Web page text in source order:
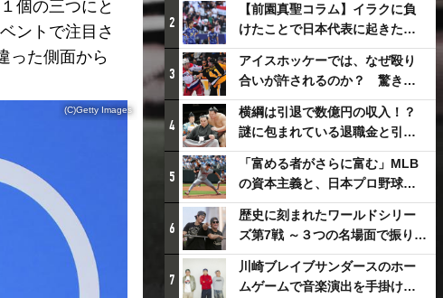
個の三つにと
ントで注目さ
った側面から
(C)Getty Images
2
【前園真聖コラム】イラクに負
けたことで日本代表に起きたプ
ラスとは
3
アイスホッケーでは、なぜ殴り
合いが許されるのか？ 驚きの
「ファイティング」ルールにつ
いて
4
横綱は引退で数億円の収入！？
謎に包まれている退職金と引退
相撲興行
5
「富める者がさらに富む」MLB
の資本主義と、日本プロ野球が
踏み出せない一歩
6
歴史に刻まれたワールドシリー
ズ第7戦 ～３つの名場面で振り返
る～
7
川崎ブレイブサンダースのホー
ムゲームで音楽演出を手掛ける